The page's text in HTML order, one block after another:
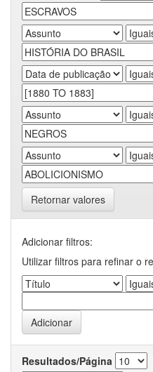
Retornar valores
Adicionar filtros:
Utilizar filtros para refinar o
Resultados/Página